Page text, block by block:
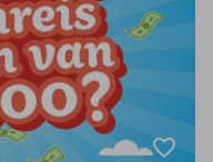
favorite_border